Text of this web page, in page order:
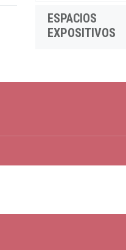
ESPACIOS
EXPOSITIVOS